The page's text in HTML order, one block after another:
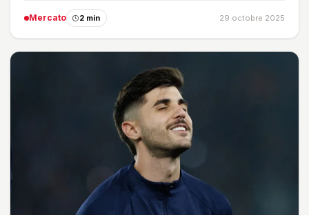
Mercato 2 min 29 octobre 2025